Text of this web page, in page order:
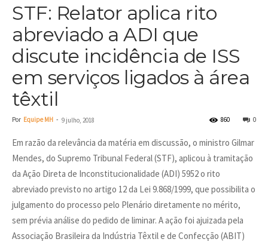
STF: Relator aplica rito
abreviado a ADI que
discute incidência de ISS
em serviços ligados à área
têxtil
Por Equipe MH - 9 julho, 2018 0
860
Em razão da relevância da matéria em discussão, o ministro Gilmar
Mendes, do Supremo Tribunal Federal (STF), aplicou à tramitação
da Ação Direta de Inconstitucionalidade (ADI) 5952 o rito
abreviado previsto no artigo 12 da Lei 9.868/1999, que possibilita o
julgamento do processo pelo Plenário diretamente no mérito,
sem prévia análise do pedido de liminar. A ação foi ajuizada pela
Associação Brasileira da Indústria Têxtil e de Confecção (ABIT)